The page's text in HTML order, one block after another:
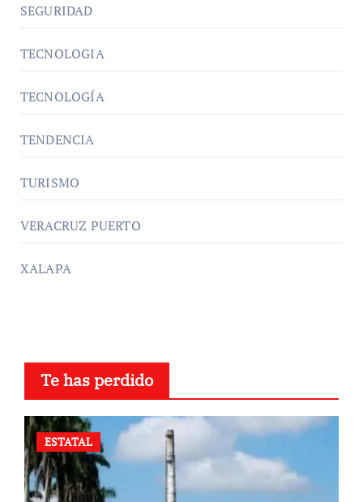
SEGURIDAD
TECNOLOGIA
TECNOLOGÍA
TENDENCIA
TURISMO
VERACRUZ PUERTO
XALAPA
Te has perdido
ESTATAL